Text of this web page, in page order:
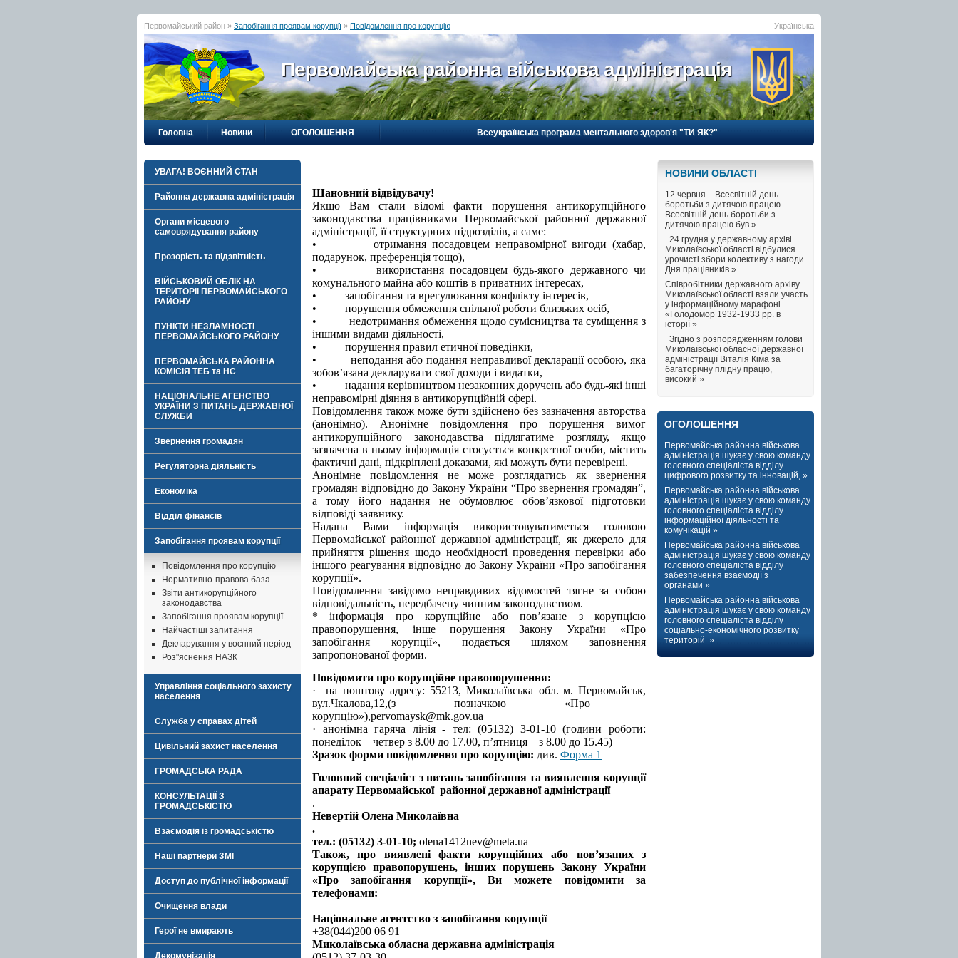
Первомайський район » Запобігання проявам корупції » Повідомлення про корупцію Українська
Первомайська районна військова адміністрація
Головна Новини ОГОЛОШЕННЯ Всеукраїнська програма ментального здоров'я "ТИ ЯК?"
УВАГА! ВОЄННИЙ СТАН
Районна державна адміністрація
Органи місцевого
самоврядування району
Прозорість та підзвітність
ВІЙСЬКОВИЙ ОБЛІК НА
ТЕРИТОРІЇ ПЕРВОМАЙСЬКОГО
РАЙОНУ
ПУНКТИ НЕЗЛАМНОСТІ
ПЕРВОМАЙСЬКОГО РАЙОНУ
ПЕРВОМАЙСЬКА РАЙОННА
КОМІСІЯ ТЕБ та НС
НАЦІОНАЛЬНЕ АГЕНСТВО
УКРАЇНИ З ПИТАНЬ ДЕРЖАВНОЇ
СЛУЖБИ
Звернення громадян
Регуляторна діяльність
Економіка
Відділ фінансів
Запобігання проявам корупції
Повідомлення про корупцію
Нормативно-правова база
Звіти антикорупційного
законодавства
Запобігання проявам корупції
Найчастіші запитання
Декларування у воєнний період
Роз"яснення НАЗК
Управління соціального захисту
населення
Служба у справах дітей
Цивільний захист населення
ГРОМАДСЬКА РАДА
КОНСУЛЬТАЦІЇ З
ГРОМАДСЬКІСТЮ
Взаємодія із громадськістю
Наші партнери ЗМІ
Доступ до публічної інформації
Очищення влади
Герої не вмирають
Декомунізація
Шановний відвідувачу!
Якщо Вам стали відомі факти порушення антикорупційного
законодавства працівниками Первомайської районної державної
адміністрації, її структурних підрозділів, а саме:
• отримання посадовцем неправомірної вигоди (хабар,
подарунок, преференція тощо),
• використання посадовцем будь-якого державного чи
комунального майна або коштів в приватних інтересах,
• запобігання та врегулювання конфлікту інтересів,
• порушення обмеження спільної роботи близьких осіб,
• недотримання обмеження щодо сумісництва та суміщення з
іншими видами діяльності,
• порушення правил етичної поведінки,
• неподання або подання неправдивої декларації особою, яка
зобов’язана декларувати свої доходи і видатки,
• надання керівництвом незаконних доручень або будь-які інші
неправомірні діяння в антикорупційній сфері.
Повідомлення також може бути здійснено без зазначення авторства
(анонімно). Анонімне повідомлення про порушення вимог
антикорупційного законодавства підлягатиме розгляду, якщо
зазначена в ньому інформація стосується конкретної особи, містить
фактичні дані, підкріплені доказами, які можуть бути перевірені.
Анонімне повідомлення не може розглядатись як звернення
громадян відповідно до Закону України “Про звернення громадян”,
а тому його надання не обумовлює обов’язкової підготовки
відповіді заявнику.
Надана Вами інформація використовуватиметься головою
Первомайськоїрайонної державної адміністрації, як джерело для
прийняття рішення щодо необхідності проведення перевірки або
іншого реагування відповідно до Закону України «Про запобігання
корупції».
Повідомлення завідомо неправдивих відомостей тягне за собою
відповідальність, передбачену чинним законодавством.
* інформація про корупційне або пов’язане з корупцією
правопорушення, інше порушення Закону України «Про
запобігання корупції», подається шляхом заповнення
запропонованої форми.
Повідомити про корупційне правопорушення:
· на поштову адресу: 55213, Миколаївська обл. м. Первомайськ,
вул.Чкалова,12,(з позначкою «Про
корупцію»),pervomaysk@mk.gov.ua
· анонімна гаряча лінія - тел:(05132) 3-01-10(години роботи:
понеділок – четвер з 8.00 до 17.00, п’ятниця – з 8.00 до 15.45)
Зразок форми повідомлення про корупцію: див. Форма 1
Головний спеціалістз питань запобігання та виявлення корупції
апарату Первомайської районної державної адміністрації
.
Невертій Олена Миколаївна
.
тел.: (05132) 3-01-10; olena1412nev@meta.ua
Також, про виявлені факти корупційних або пов’язаних з
корупцією правопорушень, інших порушень Закону України
«Про запобігання корупції», Ви можете повідомити за
телефонами:
Національне агентство з запобігання корупції
+38(044)200 06 91
Миколаївська обласна державна адміністрація
НОВИНИ ОБЛАСТI
12 червня – Всесвітній день
боротьби з дитячою працею
Всесвітній день боротьби з
дитячою працею був »
24 грудня у державному архіві
Миколаївської області відбулися
урочисті збори колективу з нагоди
Дня працівників »
Співробітники державного архіву
Миколаївської області взяли участь
у інформаційному марафоні
«Голодомор 1932-1933 рр. в
історії »
Згідно з розпорядженням голови
Миколаївської обласної державної
адміністрації Віталія Кіма за
багаторічну плідну працю,
високий »
ОГОЛОШЕННЯ
Первомайська районна військова
адміністрація шукає у свою команду
головного спеціаліста відділу
цифрового розвитку та інновацій, »
Первомайська районна військова
адміністрація шукає у свою команду
головного спеціаліста відділу
інформаційної діяльності та
комунікацій »
Первомайська районна військова
адміністрація шукає у свою команду
головного спеціаліста відділу
забезпечення взаємодії з
органами »
Первомайська районна військова
адміністрація шукає у свою команду
головного спеціаліста відділу
соціально-економічного розвитку
територій »